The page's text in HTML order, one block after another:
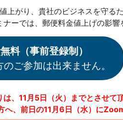
上がり、貴社のビジネスを守る
ナーでは、郵便料金値上げの影響
料（事前登録制）
ご参加は出来ません。
、11月5日（火）までとさせて頂
、前日の11月6日（水）に